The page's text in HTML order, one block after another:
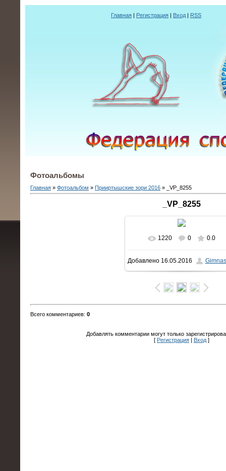
Главная | Регистрация | Вход | RSS
Фотоальбомы
Главная » Фотоальбом » Прииртышские зори 2016 » _VP_8255
_VP_8255
В реальном размере
1500x1000/ 791.3Kb
1220 0 0.0
Добавлено16.05.2016
Всего комментариев: 0
Добавлять комментарии могут только
[ Регистрация Вход]